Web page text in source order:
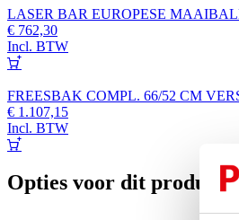
LASER BAR EUROPESE
€ 762,30
Incl. BTW
FREESBAK COMPL. 66/52 CM
€ 1.107,15
Incl. BTW
Opties voor dit product